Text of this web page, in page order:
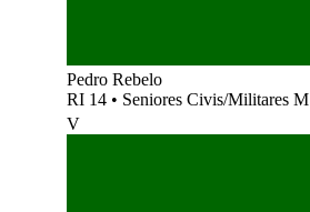
Pedro Rebelo
RI 14 • Seniores Civis/Militares M
V